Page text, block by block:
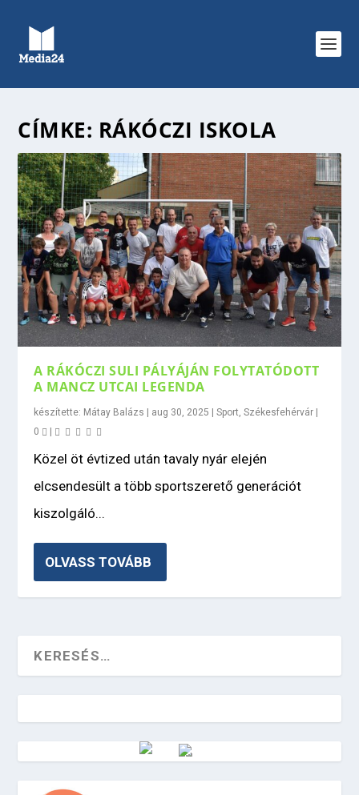
CÍMKE: RÁKÓCZI ISKOLA
A RÁKÓCZI SULI PÁLYÁJÁN FOLYTATÓDOTT
A MANCZ UTCAI LEGENDA
készítette: Mátay Balázs | aug 30, 2025 |Sport ,Székesfehérvár |
0
|
Közel öt évtized után tavaly nyár elején
elcsendesült a több sportszerető generációt
kiszolgáló...
OLVASS TOVÁBB
Vörösmarty Rádió